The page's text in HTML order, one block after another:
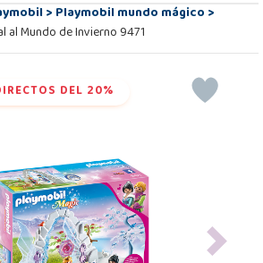
>Playmobil mundo mágico>
Mundo de Invierno 9471
DEL 20%
Next